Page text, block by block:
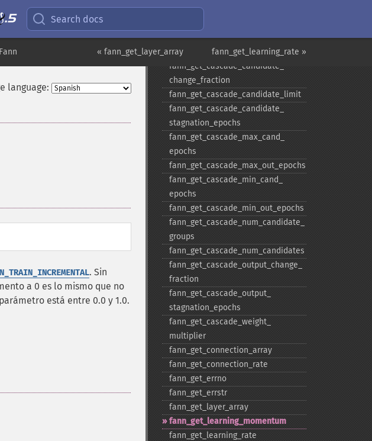
Search docs
fann_get_learning_rate »
« fann_get_layer_array
language:
. Sin
a 0 es lo mismo que no
está entre 0.0 y 1.0.
fann_​get_​cascade_​activation_​
fann_​get_​cascade_​activation_​
steepnesses_​count
fann_​get_​cascade_​candidate_​
change_​fraction
fann_​get_​cascade_​candidate_​limit
fann_​get_​cascade_​candidate_​
stagnation_​epochs
fann_​get_​cascade_​max_​cand_​
epochs
fann_​get_​cascade_​max_​out_​epochs
fann_​get_​cascade_​min_​cand_​
epochs
fann_​get_​cascade_​min_​out_​epochs
fann_​get_​cascade_​num_​candidate_​
groups
fann_​get_​cascade_​num_​candidates
fann_​get_​cascade_​output_​change_​
fraction
fann_​get_​cascade_​output_​
stagnation_​epochs
fann_​get_​cascade_​weight_​
multiplier
fann_​get_​connection_​array
fann_​get_​connection_​rate
fann_​get_​errno
fann_​get_​errstr
fann_​get_​layer_​array
fann_​get_​learning_​momentum
fann_​get_​learning_​rate